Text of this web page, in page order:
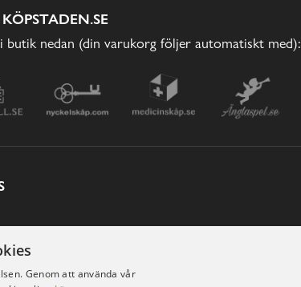
butik nedan (din varukorg följer automatiskt med):
Genom att använda vår